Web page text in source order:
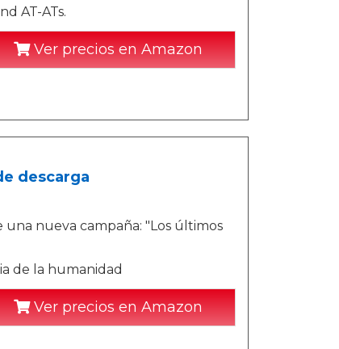
AT-ATs.
Ver precios en Amazon
descarga
nueva campaña: "Los últimos
de la humanidad
Ver precios en Amazon